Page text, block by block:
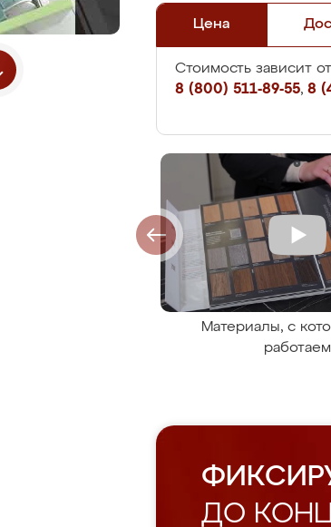
Цена
Стоимость зависит от
8 (800) 511-89-55, 8
Материалы, с
работаем
ДО